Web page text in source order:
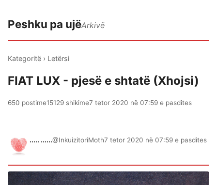
Peshku pa ujëArkivë
Kategoritë › Letërsi
FIAT LUX - pjesë e shtatë (Xhojsi)
650 postime15129 shikime7 tetor 2020 në 07:59 e pasdites
..... ......@InkuizitoriMoth7 tetor 2020 në 07:59 e pasdites